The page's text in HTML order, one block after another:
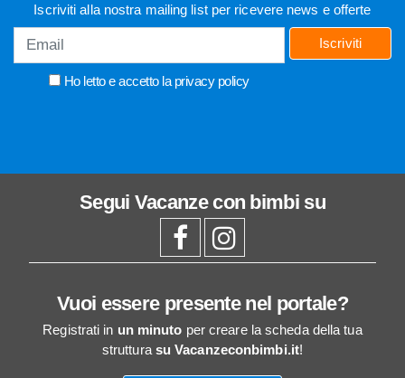
Iscriviti alla nostra mailing list per ricevere news e offerte
Ho letto e accetto la privacy policy
Iscriviti
Segui Vacanze con bimbi su
Vuoi essere presente nel portale?
Registrati in un minuto per creare la scheda della tua
struttura su Vacanzeconbimbi.it!